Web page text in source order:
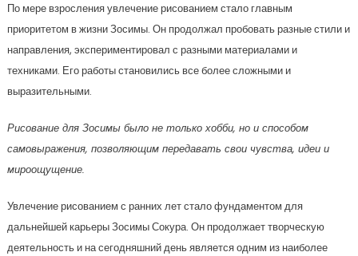
По мере взросления увлечение рисованием стало главным
приоритетом в жизни Зосимы. Он продолжал пробовать разные стили и
направления, экспериментировал с разными материалами и
техниками. Его работы становились все более сложными и
выразительными.
Рисование для Зосимы было не только хобби, но и способом
самовыражения, позволяющим передавать свои чувства, идеи и
мироощущение.
Увлечение рисованием с ранних лет стало фундаментом для
дальнейшей карьеры Зосимы Сокура. Он продолжает творческую
деятельность и на сегодняшний день является одним из наиболее